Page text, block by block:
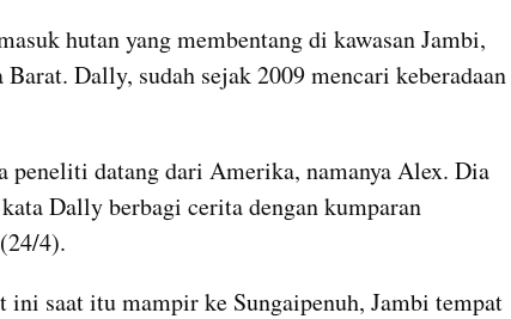
hutan yang membentang di kawasan Jambi,
Dally, sudah sejak 2009 mencari keberadaan
peneliti datang dari Amerika, namanya Alex. Dia
Dally berbagi cerita dengan kumparan
4).
saat itu mampir ke Sungaipenuh, Jambi tempat